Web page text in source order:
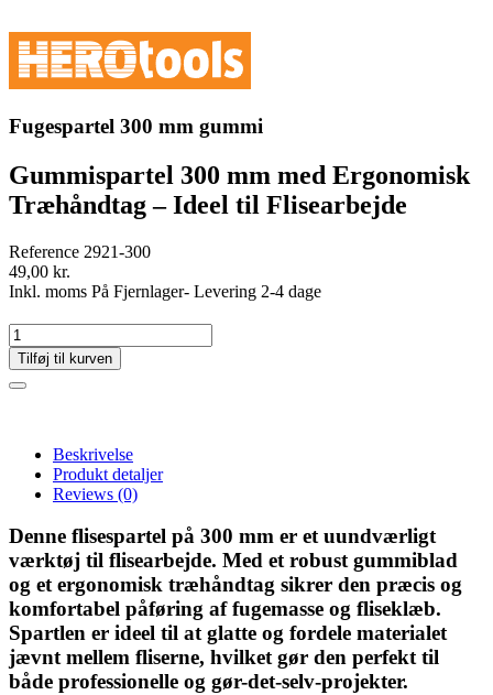
Fugespartel 300 mm gummi
Gummispartel 300 mm med Ergonomisk
Træhåndtag – Ideel til Flisearbejde
Reference 2921-300
49,00 kr.
Inkl. moms På Fjernlager- Levering 2-4 dage
Tilføj til kurven
Beskrivelse
Produkt detaljer
Reviews (0)
Denne flisespartel på 300 mm er et uundværligt
værktøj til flisearbejde. Med et robust gummiblad
og et ergonomisk træhåndtag sikrer den præcis og
komfortabel påføring af fugemasse og fliseklæb.
Spartlen er ideel til at glatte og fordele materialet
jævnt mellem fliserne, hvilket gør den perfekt til
både professionelle og gør-det-selv-projekter.